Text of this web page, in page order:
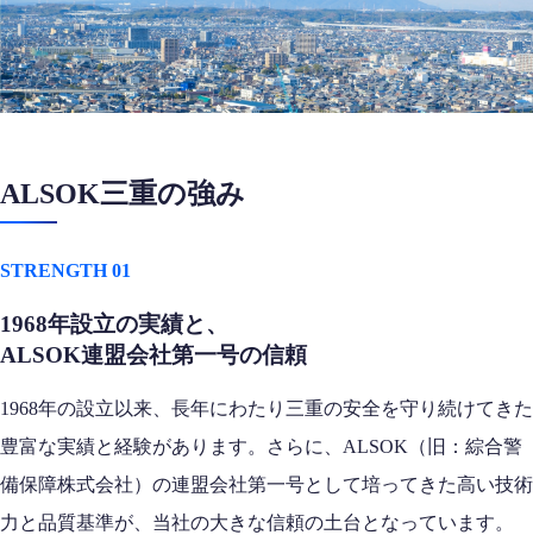
ALSOK三重の強み
STRENGTH 01
1968年設立の実績と、
ALSOK連盟会社第一号の信頼
1968年の設立以来、長年にわたり三重の安全を守り続けてきた
豊富な実績と経験があります。さらに、ALSOK（旧：綜合警
備保障株式会社）の連盟会社第一号として培ってきた高い技術
力と品質基準が、当社の大きな信頼の土台となっています。